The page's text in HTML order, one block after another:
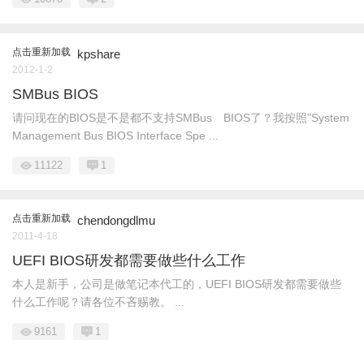
点击重新加载 kpshare
2012-1-2
SMBus BIOS
请问现在的BIOS是不是都不支持SMBus BIOS了？我按照"System
Management Bus BIOS Interface Spe ...
11122 1
点击重新加载 chendongdlmu
2011-4-18
UEFI BIOS研发都需要做些什么工作
本人是新手，公司是做笔记本代工的，UEFI BIOS研发都需要做些
什么工作呢？请各位不吝赐教。 ...
9161 1